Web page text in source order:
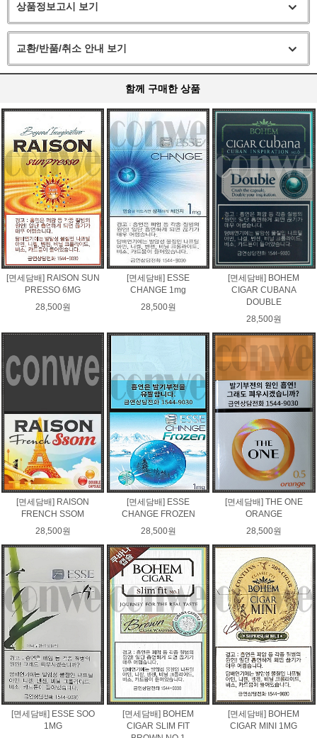
상품정보고시 보기
교환/반품/취소 안내 보기
함께 구매한 상품
[면세담배] RAISON SUN
PRESSO 6MG
28,500원
[면세담배] ESSE
CHANGE 1mg
28,500원
[면세담배] BOHEM
CIGAR CUBANA
DOUBLE
28,500원
[면세담배] RAISON
FRENCH SSOM
28,500원
[면세담배] ESSE
CHANGE FROZEN
28,500원
[면세담배] THE ONE
ORANGE
28,500원
[면세담배] ESSE SOO
1MG
[면세담배] BOHEM
CIGAR SLIM FIT
[면세담배] BOHEM
CIGAR MINI 1MG